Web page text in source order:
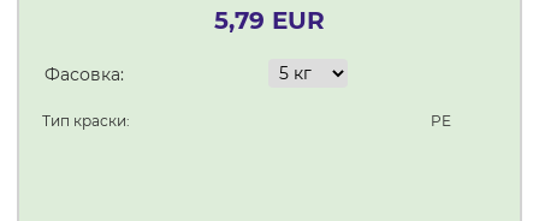
5,79 EUR
Фасовка:
Тип краски: PE